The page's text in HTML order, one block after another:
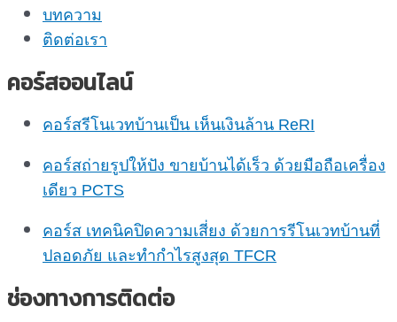
บทความ
ติดต่อเรา
คอร์สออนไลน์
คอร์สรีโนเวทบ้านเป็น เห็นเงินล้าน ReRI
คอร์สถ่ายรูปให้ปัง ขายบ้านได้เร็ว ด้วยมือถือเครื่อง
เดียว PCTS
คอร์ส เทคนิคปิดความเสี่ยง ด้วยการรีโนเวทบ้านที่
ปลอดภัย และทำกำไรสูงสุด TFCR
ช่องทางการติดต่อ